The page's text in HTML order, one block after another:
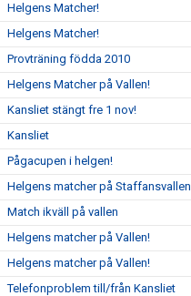
Helgens Matcher!
Helgens Matcher!
Provträning födda 2010
Helgens Matcher på Vallen!
Kansliet stängt fre 1 nov!
Kansliet
Pågacupen i helgen!
Helgens matcher på Staffansvallen
Match ikväll på vallen
Helgens matcher på Vallen!
Helgens matcher på Vallen!
Telefonproblem till/från Kansliet